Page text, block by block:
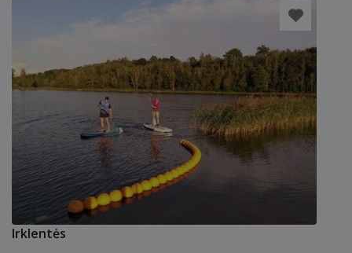
Irklentės